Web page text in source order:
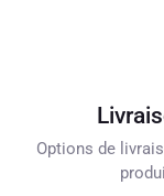
Options de